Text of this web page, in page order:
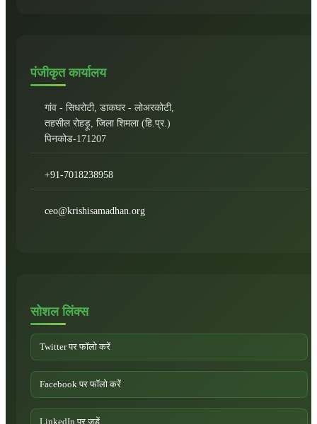
पंजीकृत कार्यालय
गांव - सिधरोटी, डाकघर - लोअरकोटी,
तहसील रोहड़ू, जिला शिमला (हि.प्र.)
पिनकोड-171207
+91-7018238958
ceo@krishisamadhan.org
सोशल लिंक्स
Twitter पर फॉलो करें
Facebook पर फॉलो करें
LinkedIn पर जुड़ें